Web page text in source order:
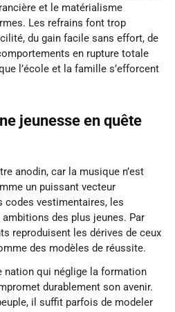
et le matérialisme
Les refrains font trop
du gain facile sans effort, de
en rupture totale
l’école et la famille s’efforcent
jeunesse en quête
anodin, car la musique n’est
un puissant vecteur
codes vestimentaires, les
des plus jeunes. Par
reproduisent les dérives de ceux
des modèles de réussite.
nation qui néglige la formation
durablement son avenir.
il suffit parfois de modeler